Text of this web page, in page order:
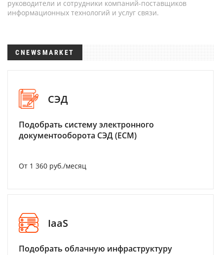
руководители и сотрудники компаний-поставщиков
информационных технологий и услуг связи.
CNEWSMARKET
СЭД
Подобрать систему электронного
документооборота СЭД (ECM)
От 1 360 руб./месяц
IaaS
Подобрать облачную инфраструктуру